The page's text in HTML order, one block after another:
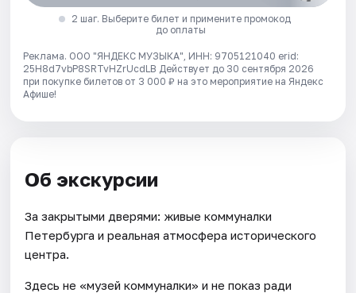
2 шаг. Выберите билет и примените промокод
до оплаты
Реклама. ООО "ЯНДЕКС МУЗЫКА", ИНН: 9705121040 erid:
25H8d7vbP8SRTvHZrUcdLB Действует до 30 сентября 2026
при покупке билетов от 3 000 ₽ на это мероприятие на Яндекс
Афише!
Об экскурсии
За закрытыми дверями: живые коммуналки
Петербурга и реальная атмосфера исторического
центра.
Здесь не «музей коммуналки» и не показ ради